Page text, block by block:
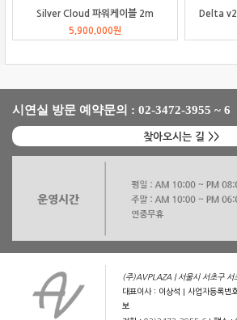
Silver Cloud 파워케이블 2m
5,900,000원
Delta
시연실 방문 예약문의 : 02-3472-3955 ~ 6
찾아오시는 길 >>
(주)AVPLAZA | 서울시 서초구
대표이사 : 이상석 | 사업자등록
보